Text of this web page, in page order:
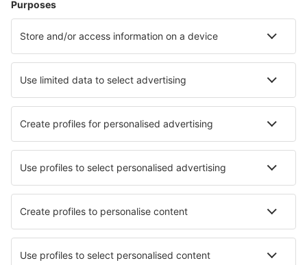
Fly+Hotel
Hoteller
Parkering
Lufthavnstransport
Seværdigheder
Sportsbegivenheder
Lær mere
Mobilapp
Flyselskaber
Ryanair
DAT Danish Air
SAS